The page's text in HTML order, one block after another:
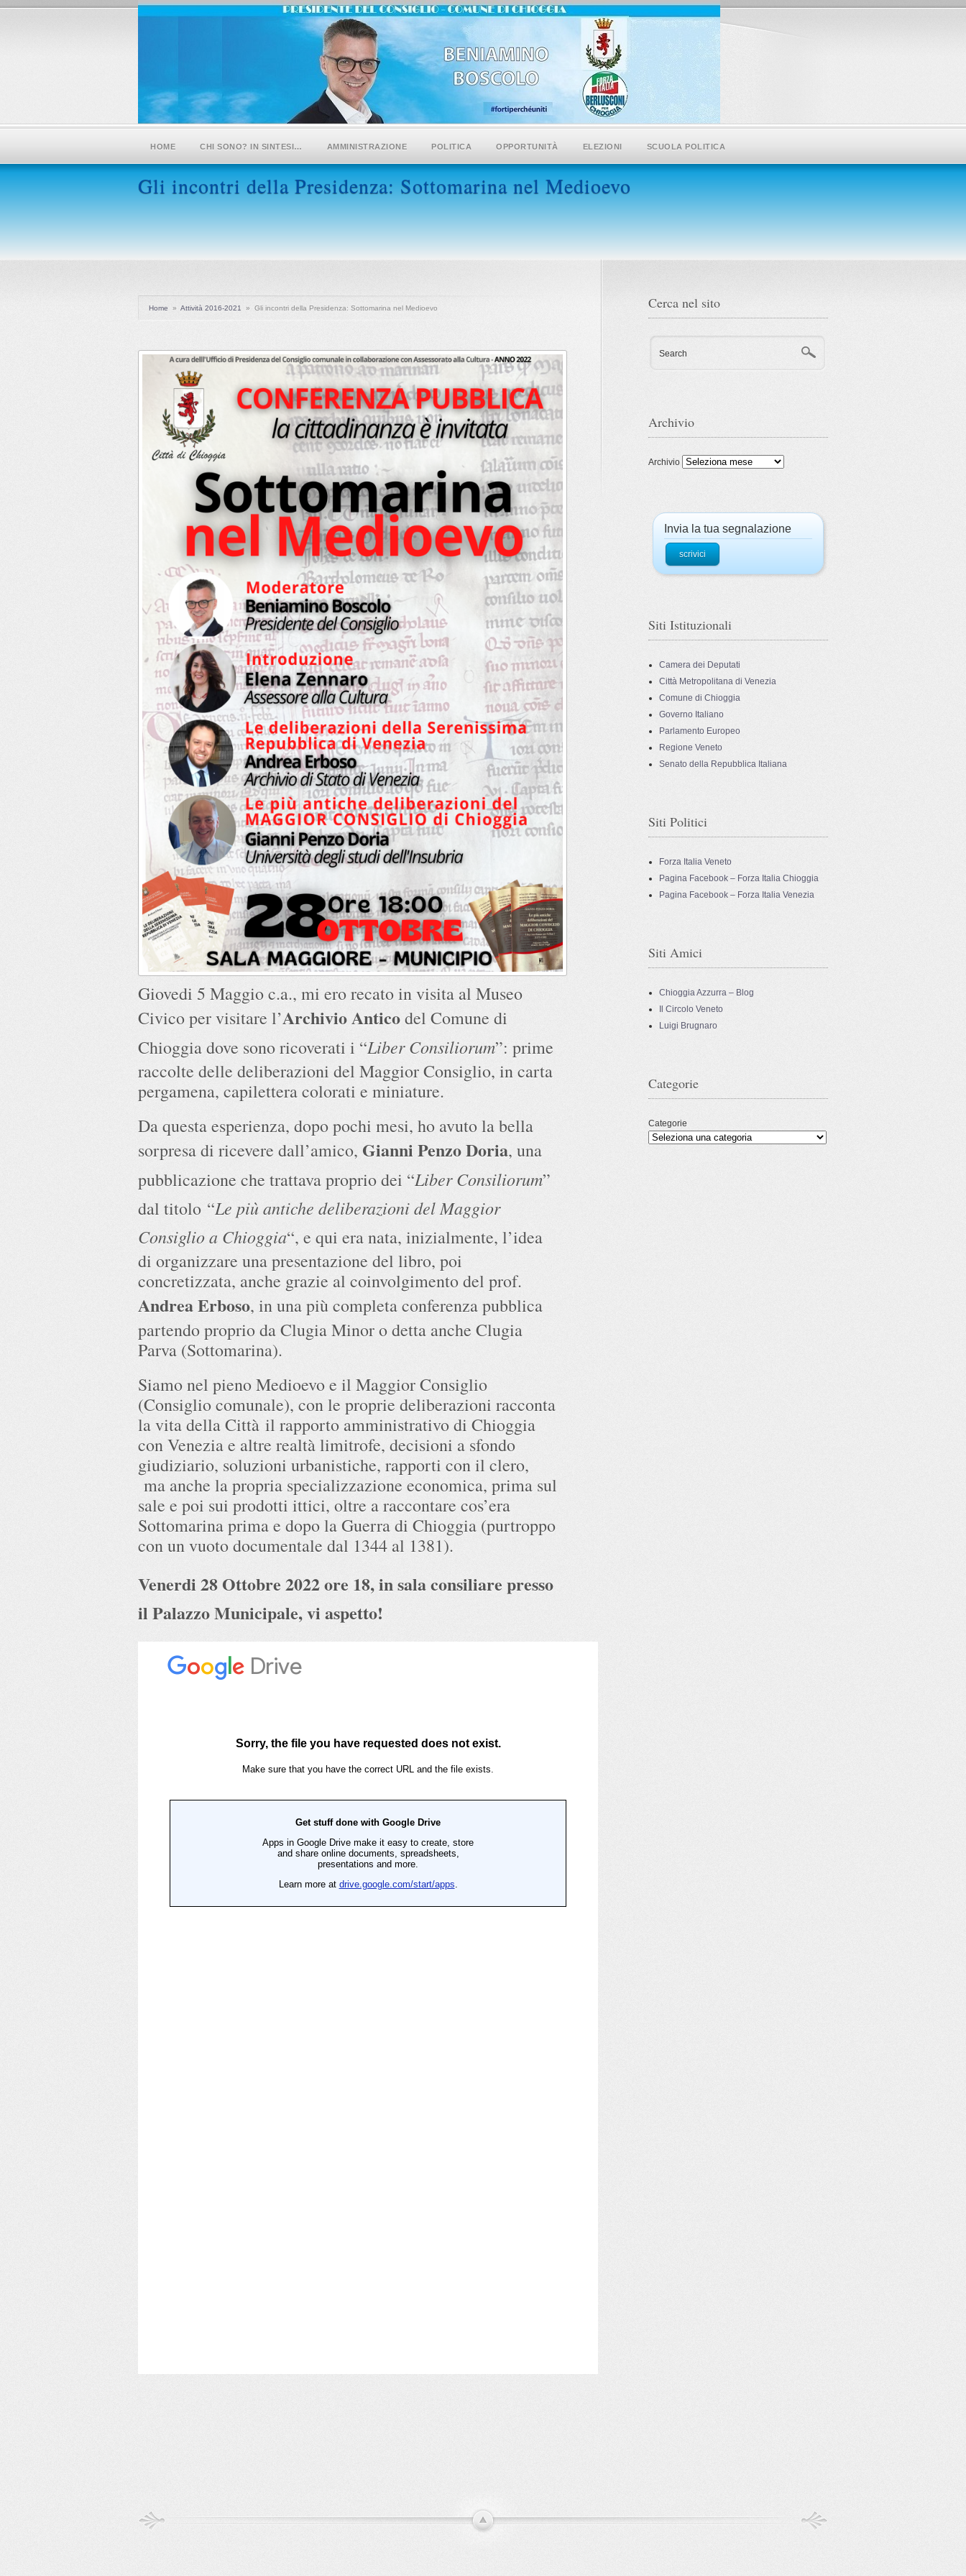
HOME CHI SONO? IN SINTESI… AMMINISTRAZIONE POLITICA OPPORTUNITÀ ELEZIONI SCUOLA POLITICA
Gli incontri della Presidenza: Sottomarina nel Medioevo
Home » Attività 2016-2021 » Gli incontri della Presidenza: Sottomarina nel Medioevo
Giovedi 5 Maggio c.a., mi ero recato in visita al Museo
Civico per visitare l’Archivio Anticodel Comune di
Chioggia dove sono ricoverati i “Liber Consiliorum”: prime
raccolte delle deliberazioni del Maggior Consiglio, in carta
pergamena, capilettera colorati e miniature.
Da questa esperienza, dopo pochi mesi, ho avuto la bella
sorpresa di ricevere dall’amico, Gianni Penzo Doria, una
pubblicazione che trattava proprio dei “Liber Consiliorum”
dal titolo “Le più antiche deliberazioni del Maggior
Consiglio a Chioggia“, e qui era nata, inizialmente, l’idea
di organizzare una presentazione del libro, poi
concretizzata, anche grazie al coinvolgimento del prof.
Andrea Erboso, in una più completa conferenza pubblica
partendo proprio da Clugia Minor o detta anche Clugia
Parva (Sottomarina).
Siamo nel pieno Medioevo e il Maggior Consiglio
(Consiglio comunale), con le proprie deliberazioni racconta
la vita della Città il rapporto amministrativo di Chioggia
con Venezia e altre realtà limitrofe, decisioni a sfondo
giudiziario, soluzioni urbanistiche, rapporti con il clero,
ma anche la propria specializzazione economica, prima sul
sale e poi sui prodotti ittici, oltre a raccontare cos’era
Sottomarina prima e dopo la Guerra di Chioggia (purtroppo
con un vuoto documentale dal 1344 al 1381).
Venerdi 28 Ottobre 2022 ore 18, in sala consiliare presso
il Palazzo Municipale, vi aspetto!
Cerca nel sito
Search
Archivio
Archivio
Invia la tua segnalazione
scrivici
Siti Istituzionali
Camera dei Deputati
Città Metropolitana di Venezia
Comune di Chioggia
Governo Italiano
Parlamento Europeo
Regione Veneto
Senato della Repubblica Italiana
Siti Politici
Forza Italia Veneto
Pagina Facebook – Forza Italia Chioggia
Pagina Facebook – Forza Italia Venezia
Siti Amici
Chioggia Azzurra – Blog
Il Circolo Veneto
Luigi Brugnaro
Categorie
Categorie